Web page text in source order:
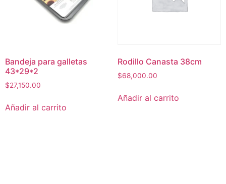
Bandeja para galletas
43*29*2
$27,150.00
Añadir al carrito
Rodillo Canasta 38cm
$68,000.00
Añadir al carrito